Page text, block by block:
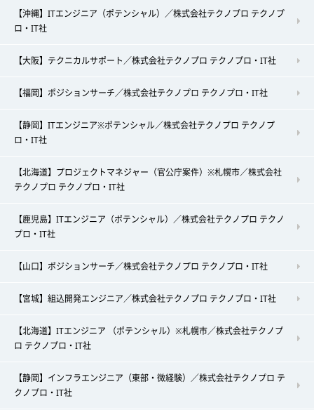
【沖縄】ITエンジニア（ポテンシャル）／株式会社テクノプロ テクノプ
ロ・IT社
【大阪】テクニカルサポート／株式会社テクノプロ テクノプロ・IT社
【福岡】ポジションサーチ／株式会社テクノプロ テクノプロ・IT社
【静岡】ITエンジニア※ポテンシャル／株式会社テクノプロ テクノプ
ロ・IT社
【北海道】プロジェクトマネジャー（官公庁案件）※札幌市／株式会社
テクノプロ テクノプロ・IT社
【鹿児島】ITエンジニア（ポテンシャル）／株式会社テクノプロ テクノ
プロ・IT社
【山口】ポジションサーチ／株式会社テクノプロ テクノプロ・IT社
【宮城】組込開発エンジニア／株式会社テクノプロ テクノプロ・IT社
【北海道】ITエンジニア （ポテンシャル）※札幌市／株式会社テクノプ
ロ テクノプロ・IT社
【静岡】インフラエンジニア（東部・微経験）／株式会社テクノプロ テ
クノプロ・IT社